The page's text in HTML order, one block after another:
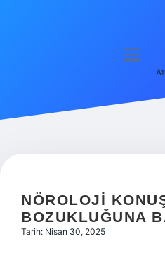
Hakkımızda
menüyü
NÖROLOJI
BOZUKLUĞUNA
Tarih: Nisan 30, 2025